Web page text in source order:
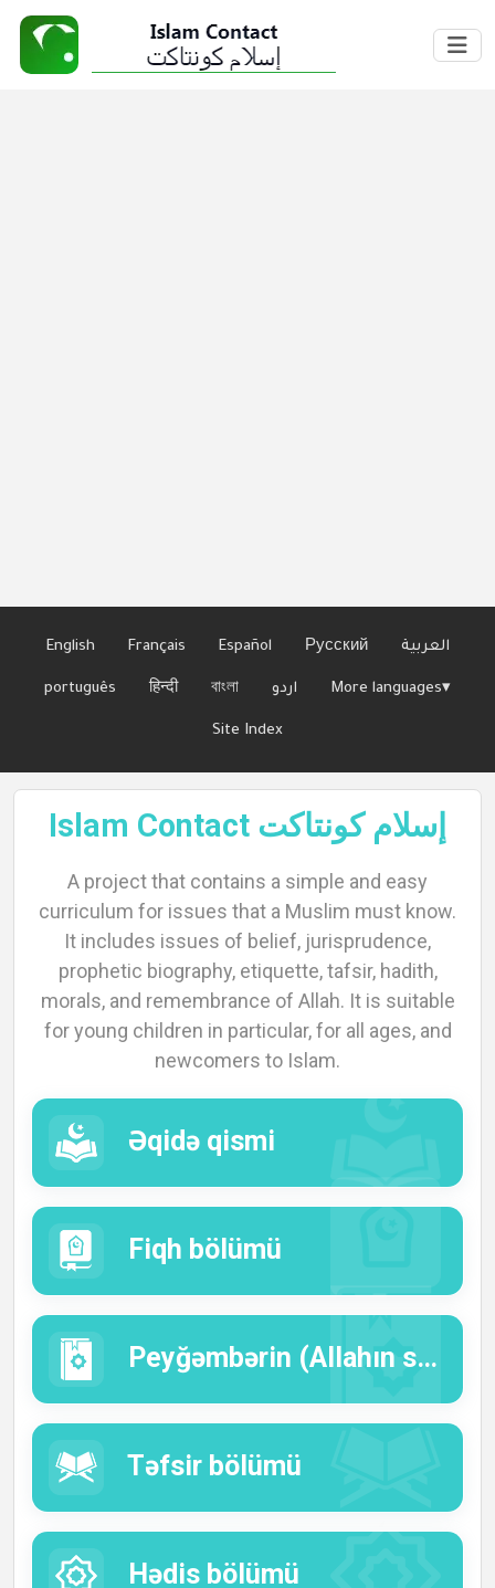
English Français Español Русский العربية
português हिन्दी বাংলা اردو More languages▾
Site Index
Islam Contact إسلام كونتاكت
A project that contains a simple and easy
curriculum for issues that a Muslim must know.
It includes issues of belief, jurisprudence,
prophetic biography, etiquette, tafsir, hadith,
morals, and remembrance of Allah. It is suitable
for young children in particular, for all ages, and
newcomers to Islam.
Əqidə qismi
Fiqh bölümü
Peyğəmbərin (Allahın salavatı və salamı onun üzərinə olsun) həyatı.
Təfsir bölümü
Hədis bölümü